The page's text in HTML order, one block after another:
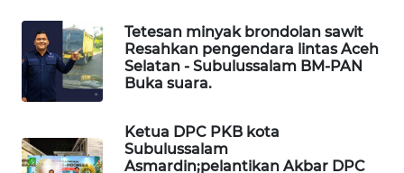
Tetesan minyak brondolan sawit
Resahkan pengendara lintas Aceh
Selatan - Subulussalam BM-PAN
Buka suara.
Ketua DPC PKB kota
Subulussalam
Asmardin;pelantikan Akbar DPC
Wahana
Network
LISTRIK